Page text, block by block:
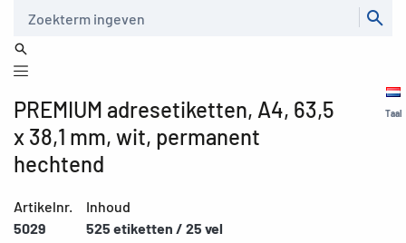
Taal
PREMIUM adresetiketten, A4, 63,5
x 38,1 mm, wit, permanent
hechtend
Artikelnr.
5029
Inhoud
525 etiketten / 25 vel